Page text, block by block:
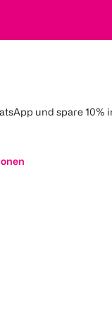
und spare 10%